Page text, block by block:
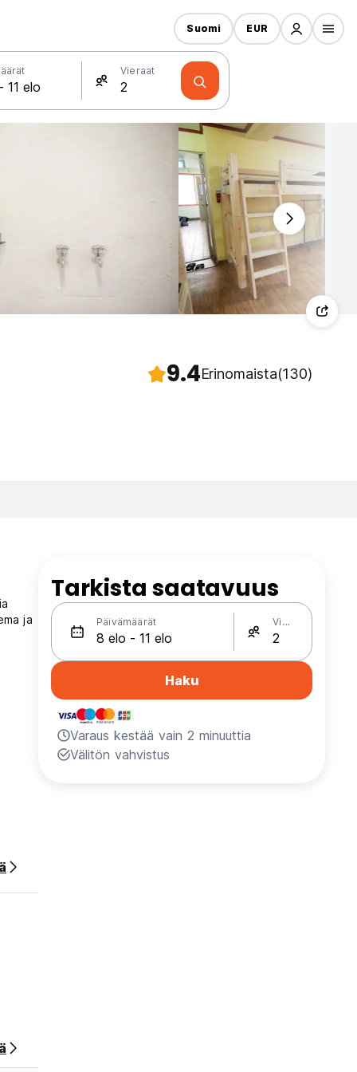
Vieraat
Suomi EUR
9.4Erinomaista(130)
ja
Tarkista saatavuus
Päivämäärät Vieraat
Haku
Varaus kestää vain 2 minuuttia
Välitön vahvistus